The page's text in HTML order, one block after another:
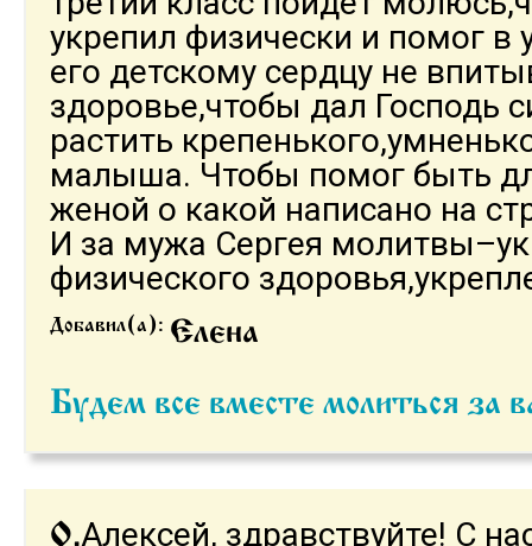
укрепил физически и помог в
его детскому сердцу не
здоровье,чтобы дал Господь
растить
малыша. Чтобы помог быть
женой о какой написано на
И за мужа Сергея
физического
Добавил(а): Елена
Будем все вместе молиться
О. Алексей, здравствуйте! С